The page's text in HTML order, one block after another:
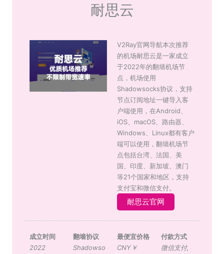
耐思云
V2Ray官网导航本次推荐
的机场耐思云是一家成立
于2022年的翻墙机场节
点，机场使用
Shadowsocks协议，支持
节点订阅地址一键导入客
户端使用，在Android、
iOS、macOS、路由器、
Windows、Linux都有客户
端可以使用，翻墙机场节
点包括台湾、法国、美
国、印度、新加坡、澳门
等21个国家和地区，支持
支付宝和微信支付。
耐思云官网
成立时间
2022
翻墙协议
Shadowso
最便宜价格
CNY￥
付款方式
微信支付,